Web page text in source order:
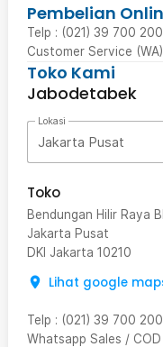
Pembelian
Telp : (021) 39 700 200
Customer Service
Toko Kami
Jabodetabek
Lokasi
Jakarta Pusat
Toko
Bendungan Hilir Raya
Jakarta Pusat
DKI Jakarta 10210
Lihat google
Telp : (021) 39 700 200
Whatsapp Sales / COD